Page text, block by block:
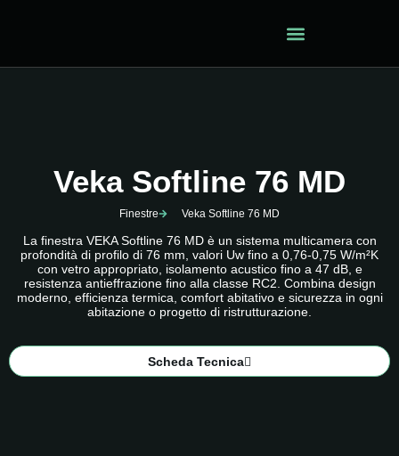
Veka Softline 76 MD
Finestre Veka Softline 76 MD
La finestra VEKA Softline 76 MD è un sistema multicamera con
profondità di profilo di 76 mm, valori Uw fino a 0,76-0,75 W/m²K
con vetro appropriato, isolamento acustico fino a 47 dB, e
resistenza antieffrazione fino alla classe RC2. Combina design
moderno, efficienza termica, comfort abitativo e sicurezza in ogni
abitazione o progetto di ristrutturazione.
Scheda Tecnica